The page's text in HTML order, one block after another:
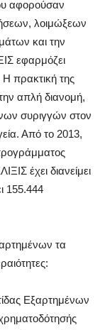
αφορούσαν
λοιμώξεων
και την
εφαρμόζει
πρακτική της
απλή διανομή,
συριγγών στον
Από το 2013,
έχει διανείμει
155.444
τα
Εξαρτημένων